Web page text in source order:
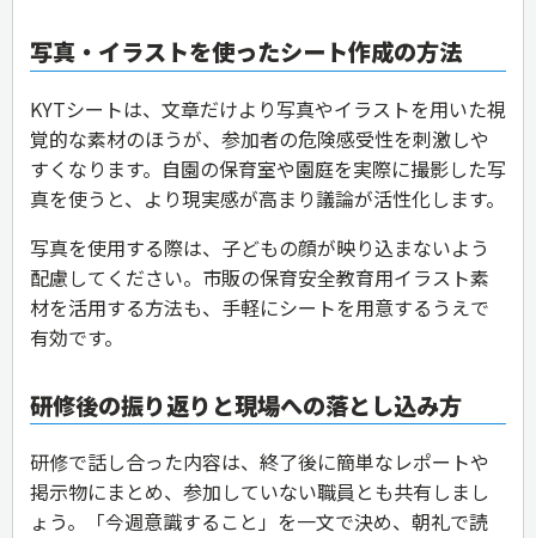
写真・イラストを使ったシート作成の方法
KYTシートは、文章だけより写真やイラストを用いた視
覚的な素材のほうが、参加者の危険感受性を刺激しや
すくなります。自園の保育室や園庭を実際に撮影した写
真を使うと、より現実感が高まり議論が活性化します。
写真を使用する際は、子どもの顔が映り込まないよう
配慮してください。市販の保育安全教育用イラスト素
材を活用する方法も、手軽にシートを用意するうえで
有効です。
研修後の振り返りと現場への落とし込み方
研修で話し合った内容は、終了後に簡単なレポートや
掲示物にまとめ、参加していない職員とも共有しまし
ょう。「今週意識すること」を一文で決め、朝礼で読